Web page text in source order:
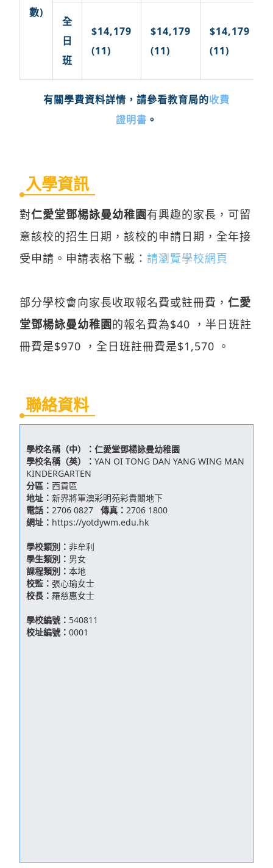
數)
全
日
班
$14,179
(11)
$14,179
(11)
$14,179
(11)
有關學費資料詳情，請參看教育局的收費
證明書 。
入學資訊
對仁愛堂鄧楊詠曼幼稚園有興趣的家長，可留
意該校的招生日期，該校的申請日期，全年接
受申請。申請表格下載： 請瀏覽學校網頁
部分學校會向家長收取報名費或註冊費， 仁愛
堂鄧楊詠曼幼稚園的報名費為$40 ，半日班註
冊費是$970 ，全日班註冊費是$1,570 。
聯絡資料
學校名稱（中）： 仁愛堂鄧楊詠曼幼稚園
學校名稱（英）： YAN OI TONG DAN YANG WING MAN
KINDERGARTEN
分區： 西貢區
地址： 新界將軍澳彩明苑彩貴閣地下
電話： 2706 0827 傳真： 2706 1800
網址： https://yotdywm.edu.hk
學校類別： 非牟利
學生類別： 男女
課程類別： 本地
校監： 張心瑜女士
校長： 羅慈惠女士
學校編號： 540811
校址編號： 0001